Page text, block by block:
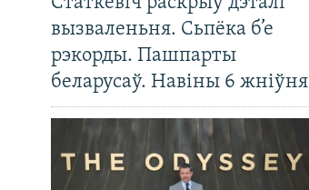
вызваленьня. Сьпёка б’е
рэкорды. Пашпарты
беларусаў. Навіны 6 жніўня